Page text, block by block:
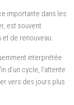
importante dans les
est souvent
de renouveau.
interprétée
d’un cycle, l’attente
vers des jours plus